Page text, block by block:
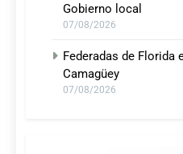
Gobierno local
07/08/2026
Federadas de Florida
Camagüey
07/08/2026